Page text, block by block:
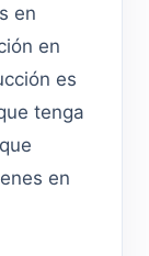
en
en
es
tenga
en